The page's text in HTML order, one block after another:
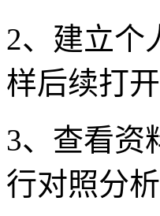
2、建立个
样后续打
3、查看资
行对照分